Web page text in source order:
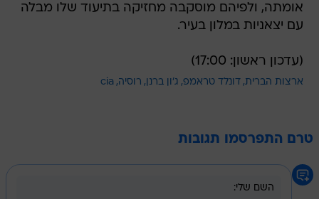
אומתה, ולפיהם מוסקבה מחזיקה בתיעוד שלו מבלה
עם יצאניות במלון בעיר.
(עדכון ראשון: 17:00)
ארצות הברית דונלד טראמפ ג'ון ברנן רוסיה cia
טרם התפרסמו תגובות